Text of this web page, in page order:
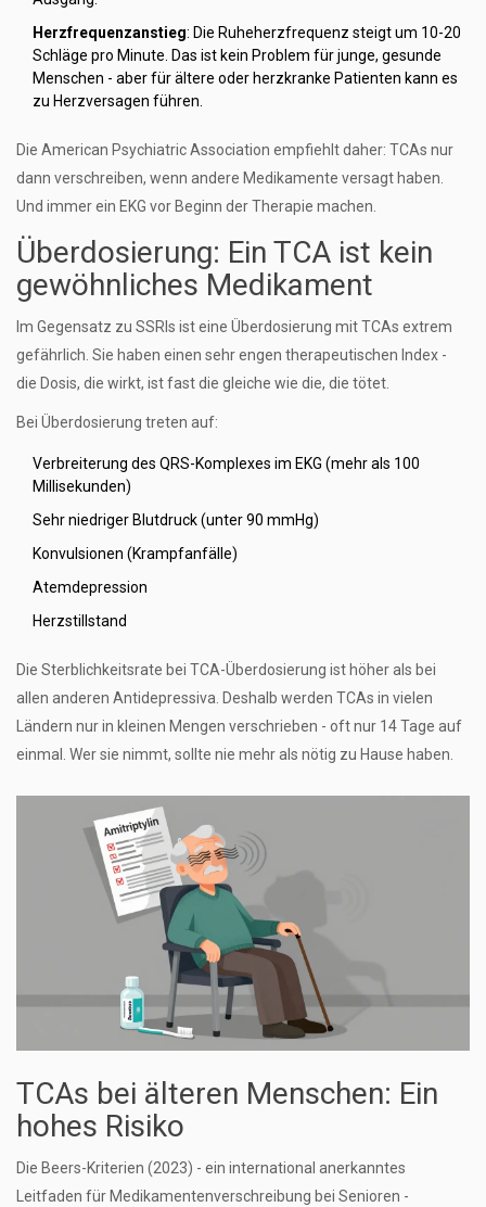
Herzfrequenzanstieg: Die Ruheherzfrequenz steigt um 10-20
Schläge pro Minute. Das ist kein Problem für junge, gesunde
Menschen - aber für ältere oder herzkranke Patienten kann es
zu Herzversagen führen.
Die American Psychiatric Association empfiehlt daher: TCAs nur
dann verschreiben, wenn andere Medikamente versagt haben.
Und immer ein EKG vor Beginn der Therapie machen.
Überdosierung: Ein TCA ist kein
gewöhnliches Medikament
Im Gegensatz zu SSRIs ist eine Überdosierung mit TCAs extrem
gefährlich. Sie haben einen sehr engen therapeutischen Index -
die Dosis, die wirkt, ist fast die gleiche wie die, die tötet.
Bei Überdosierung treten auf:
Verbreiterung des QRS-Komplexes im EKG (mehr als 100
Millisekunden)
Sehr niedriger Blutdruck (unter 90 mmHg)
Konvulsionen (Krampfanfälle)
Atemdepression
Herzstillstand
Die Sterblichkeitsrate bei TCA-Überdosierung ist höher als bei
allen anderen Antidepressiva. Deshalb werden TCAs in vielen
Ländern nur in kleinen Mengen verschrieben - oft nur 14 Tage auf
einmal. Wer sie nimmt, sollte nie mehr als nötig zu Hause haben.
TCAs bei älteren Menschen: Ein
hohes Risiko
Die Beers-Kriterien (2023) - ein international anerkanntes
Leitfaden für Medikamentenverschreibung bei Senioren -